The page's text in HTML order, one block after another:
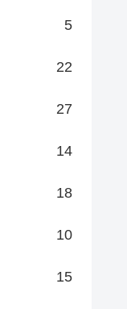
5
22
27
14
18
10
15